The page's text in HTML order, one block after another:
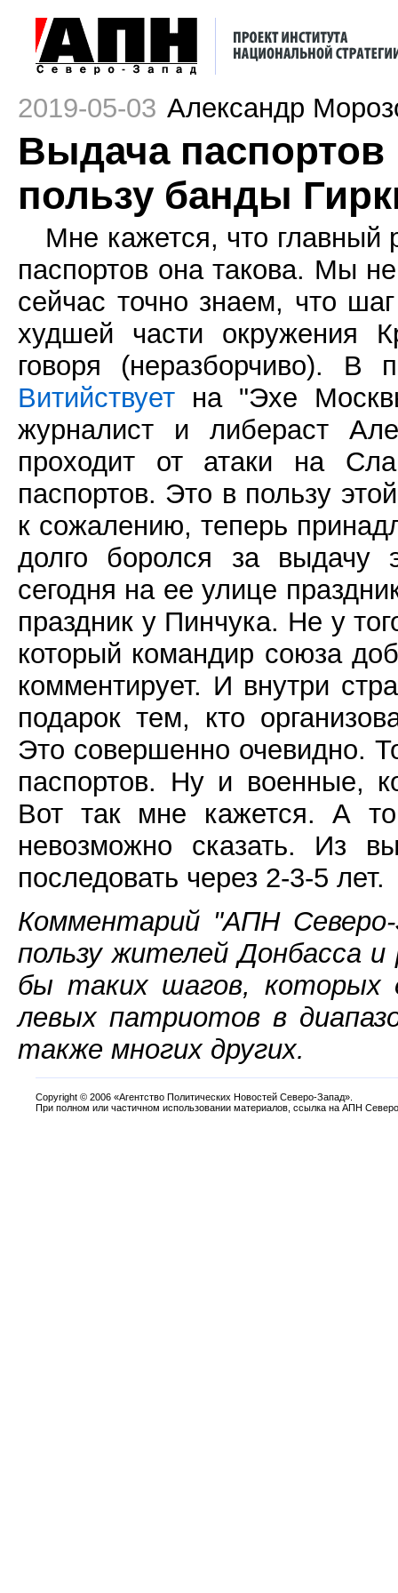
2019-05-03 Александр
Выдача паспортов
пользу банды
Мне кажется, что главный
паспортов она такова. Мы
сейчас точно знаем, что
худшей части окружения
говоря (неразборчиво). В
Витийствует на "Эхе
журналист и либераст
проходит от атаки на
паспортов. Это в пользу
к сожалению, теперь
долго боролся за выдачу
сегодня на ее улице
праздник у Пинчука. Не у
который командир союза
комментирует. И внутри
подарок тем, кто
Это совершенно очевидно.
паспортов. Ну и военные,
Вот так мне кажется. А
невозможно сказать. Из
последовать через 2-3-5 лет.
Комментарий "АПН
пользу жителей Донбасса
бы таких шагов, которых
левых патриотов в
также многих других.
Copyright © 2006 «Агентство Политических Новостей Северо-Запад».
При полном или частичном использовании материалов, ссылка на АПН